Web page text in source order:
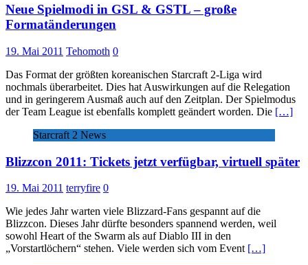
Neue Spielmodi in GSL & GSTL – große
Formatänderungen
19. Mai 2011 Tehomoth 0
Das Format der größten koreanischen Starcraft 2-Liga wird
nochmals überarbeitet. Dies hat Auswirkungen auf die Relegation
und in geringerem Ausmaß auch auf den Zeitplan. Der Spielmodus
der Team League ist ebenfalls komplett geändert worden. Die […]
Starcraft 2 News
Blizzcon 2011: Tickets jetzt verfügbar, virtuell später
19. Mai 2011 terryfire 0
Wie jedes Jahr warten viele Blizzard-Fans gespannt auf die
Blizzcon. Dieses Jahr dürfte besonders spannend werden, weil
sowohl Heart of the Swarm als auf Diablo III in den
„Vorstartlöchern“ stehen. Viele werden sich vom Event […]